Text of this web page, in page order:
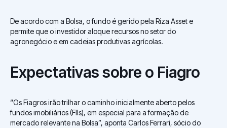
De acordo com a Bolsa, o fundo é gerido pela Riza Asset e
permite que o investidor aloque recursos no setor do
agronegócio e em cadeias produtivas agrícolas.
Expectativas sobre o Fiagro
“Os Fiagros irão trilhar o caminho inicialmente aberto pelos
fundos imobiliários (FIIs), em especial para a formação de
mercado relevante na Bolsa”, aponta Carlos Ferrari, sócio do